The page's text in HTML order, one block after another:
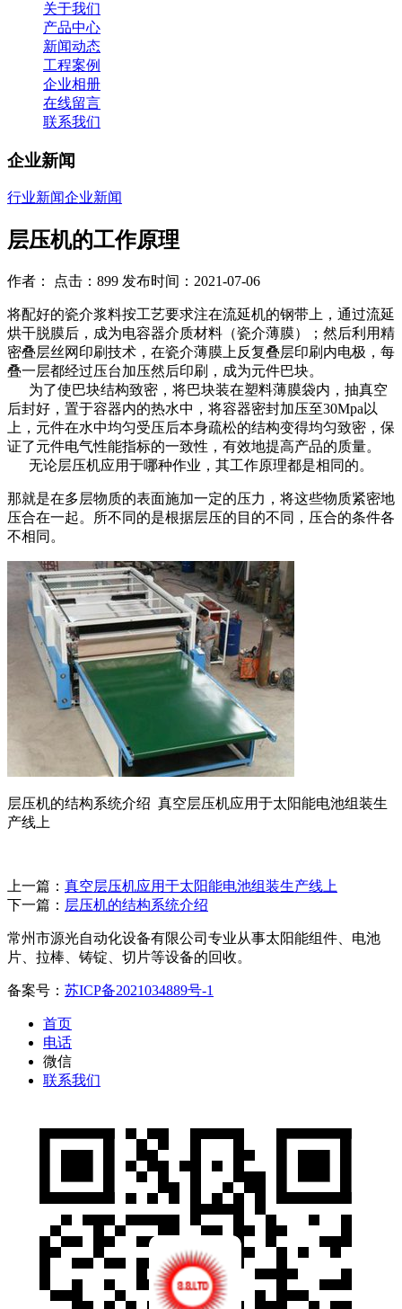
关于我们
产品中心
新闻动态
工程案例
企业相册
在线留言
联系我们
企业新闻
行业新闻企业新闻
层压机的工作原理
作者： 点击：899 发布时间：2021-07-06
将配好的瓷介浆料按工艺要求注在流延机的钢带上，通过流延
烘干脱膜后，成为电容器介质材料（瓷介薄膜）；然后利用精
密叠层丝网印刷技术，在瓷介薄膜上反复叠层印刷内电极，每
叠一层都经过压台加压然后印刷，成为元件巴块。
为了使巴块结构致密，将巴块装在塑料薄膜袋内，抽真空
后封好，置于容器内的热水中，将容器密封加压至30Mpa以
上，元件在水中均匀受压后本身疏松的结构变得均匀致密，保
证了元件电气性能指标的一致性，有效地提高产品的质量。
无论层压机应用于哪种作业，其工作原理都是相同的。
那就是在多层物质的表面施加一定的压力，将这些物质紧密地
压合在一起。所不同的是根据层压的目的不同，压合的条件各
不相同。
层压机的结构系统介绍 真空层压机应用于太阳能电池组装生
产线上
上一篇： 真空层压机应用于太阳能电池组装生产线上
下一篇： 层压机的结构系统介绍
常州市源光自动化设备有限公司专业从事太阳能组件、电池
片、拉棒、铸锭、切片等设备的回收。
备案号： 苏ICP备2021034889号-1
首页
电话
微信
联系我们